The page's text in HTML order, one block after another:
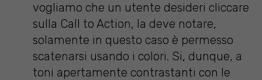
vogliamo che un utente desideri cliccare
sulla Call to Action, la deve notare,
solamente in questo caso è permesso
scatenarsi usando i colori. Si, dunque, a
toni apertamente contrastanti con le